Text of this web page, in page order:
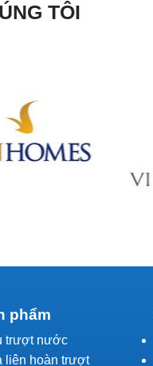
TÔI
phẩm
trượt nước
liên hoàn trượt